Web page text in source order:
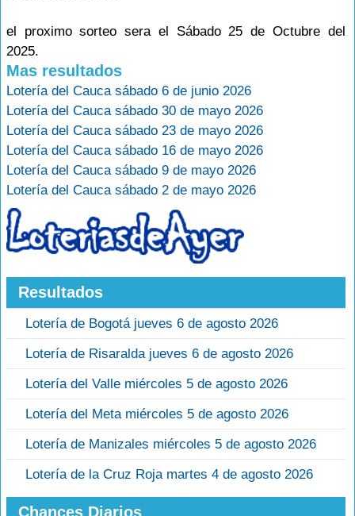
el proximo sorteo sera el Sábado 25 de Octubre del
2025.
Mas resultados
Lotería del Cauca sábado 6 de junio 2026
Lotería del Cauca sábado 30 de mayo 2026
Lotería del Cauca sábado 23 de mayo 2026
Lotería del Cauca sábado 16 de mayo 2026
Lotería del Cauca sábado 9 de mayo 2026
Lotería del Cauca sábado 2 de mayo 2026
Resultados
Lotería de Bogotá jueves 6 de agosto 2026
Lotería de Risaralda jueves 6 de agosto 2026
Lotería del Valle miércoles 5 de agosto 2026
Lotería del Meta miércoles 5 de agosto 2026
Lotería de Manizales miércoles 5 de agosto 2026
Lotería de la Cruz Roja martes 4 de agosto 2026
Chances Diarios